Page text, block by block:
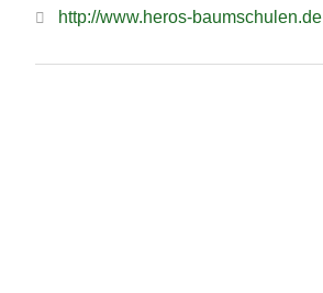
http://www.heros-baumschulen.de